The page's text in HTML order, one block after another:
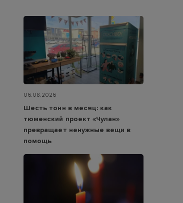
06.08.2026
Шесть тонн в месяц: как
тюменский проект «Чулан»
превращает ненужные вещи в
помощь